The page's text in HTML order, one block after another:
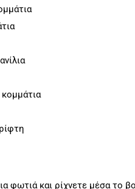
φωτιά και ρίχνετε μέσα το